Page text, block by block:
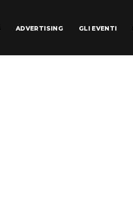
ADVERTISING GLI EVENTI